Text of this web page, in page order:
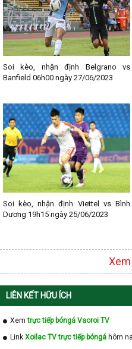
nhé!
--------------------------------
Lịch thi đấu bóng đá các giải nổi bật:
- Lịch thi đấu Ngoại hạng Anh
- Lịch thi đấu La Liga
- Lịch thi đấu Bundesliga
- Lịch thi đấu V - League
- Lịch thi đấu Cup C1
Soi kèo, nhận định Belgrano vs
Banfield 06h00 ngày 27/06/2023
Soi kèo, nhận định Viettel vs Bình
Dương 19h15 ngày 25/06/2023
LIÊN KẾT HỮU ÍCH
Xemtrực tiếp bóngá Vaoroi TV
Link Xoilac TV trực tiếp bóngá hôm